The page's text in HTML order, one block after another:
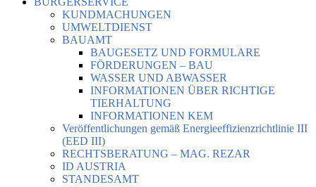
KUNDMACHUNGEN
UMWELTDIENST
BAUAMT
BAUGESETZ UND FORMULARE
FÖRDERUNGEN – BAU
WASSER UND ABWASSER
INFORMATIONEN ÜBER RICHTIGE
TIERHALTUNG
INFORMATIONEN KEM
Veröffentlichungen gemäß Energieeffizienzrichtlinie III
(EED III)
RECHTSBERATUNG – MAG. REZAR
ID AUSTRIA
STANDESAMT